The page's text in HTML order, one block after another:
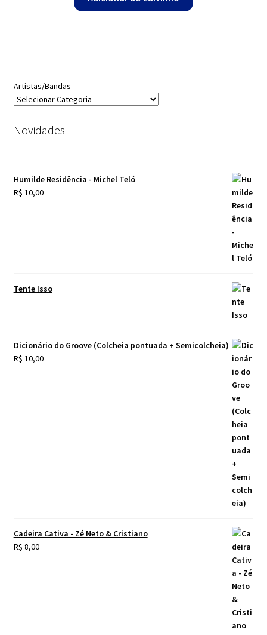
Artistas/Bandas
Novidades
Humilde Residência - Michel Teló
R$ 10,00
Tente Isso
Dicionário do Groove (Colcheia pontuada + Semicolcheia)
R$ 10,00
Cadeira Cativa - Zé Neto & Cristiano
R$ 8,00